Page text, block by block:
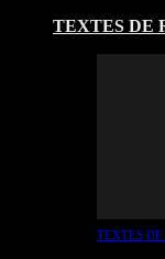
TEXTES DE
TEXTES